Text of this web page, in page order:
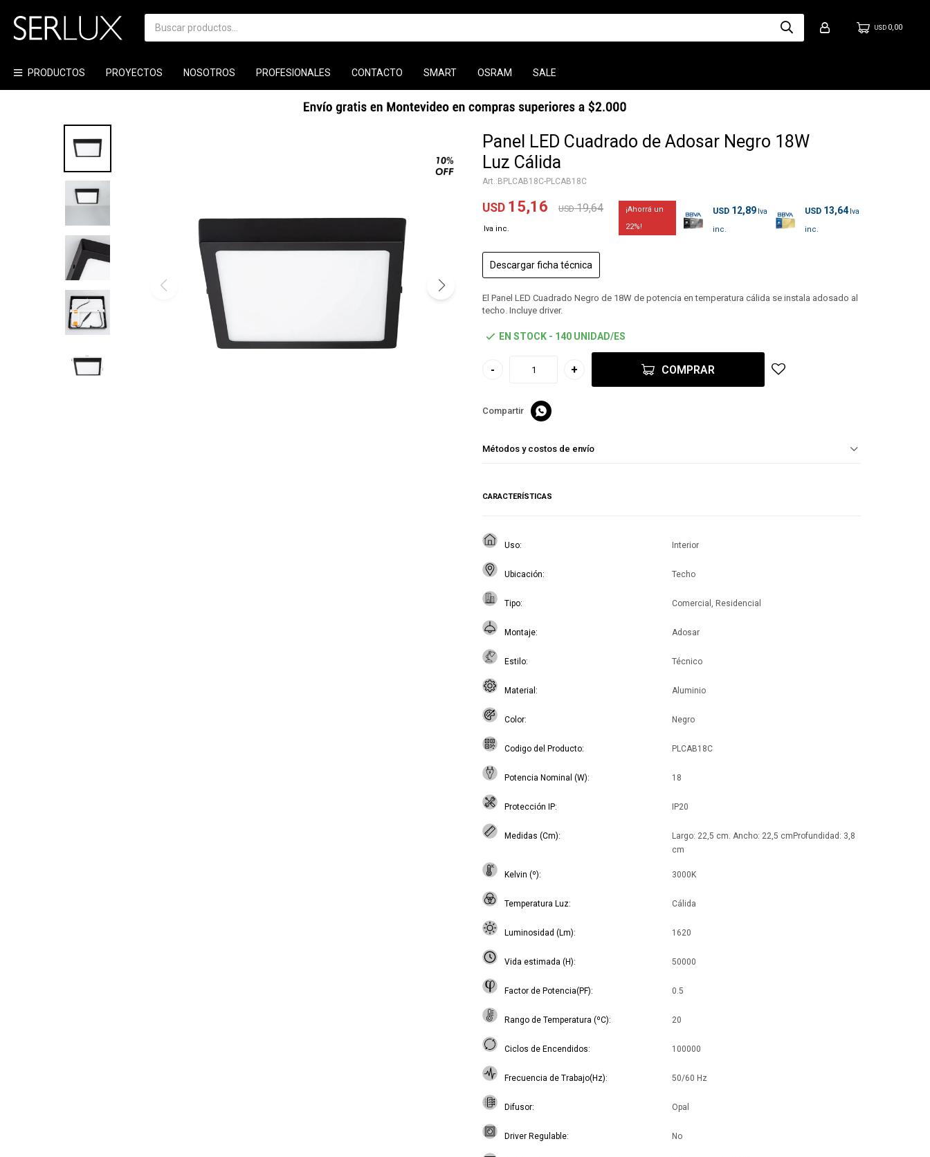
PRODUCTOS PROYECTOS NOSOTROS PROFESIONALES CONTACTO SMART OSRAM SALE
USD 0,00
Panel LED Cuadrado de Adosar Negro 18W
Luz Cálida
BPLCAB18C-PLCAB18C
USD 15,16 USD 19,64
22
USD 12,89 USD 13,64
Descargar ficha técnica
El Panel LED Cuadrado Negro de 18W de potencia en temperatura cálida se instala adosado al
techo. Incluye driver.
EN STOCK - 140 UNIDAD/ES
- + COMPRAR

Métodos y costos de envío
CARACTERÍSTICAS
Uso Interior
Ubicación Techo
Tipo Comercial, Residencial
Montaje Adosar
Estilo Técnico
Material Aluminio
Color Negro
Codigo del Producto PLCAB18C
Potencia Nominal (W) 18
Protección IP IP20
Medidas (Cm)
Largo: 22,5 cm. Ancho: 22,5 cmProfundidad: 3,8
cm
Kelvin (º) 3000K
Temperatura Luz Cálida
Luminosidad (Lm) 1620
Vida estimada (H) 50000
Factor de Potencia(PF) 0.5
Rango de Temperatura (ºC) 20
Ciclos de Encendidos 100000
Frecuencia de Trabajo(Hz) 50/60 Hz
Difusor Opal
Driver Regulable No